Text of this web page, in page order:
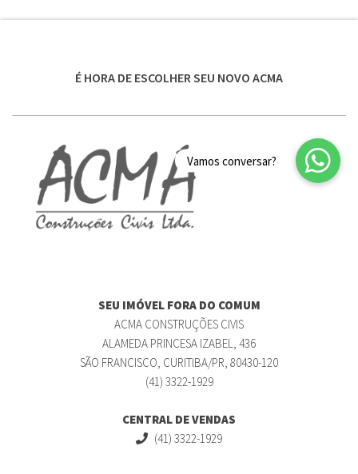
É HORA DE ESCOLHER SEU NOVO ACMA
SEU IMÓVEL FORA DO COMUM
ACMA CONSTRUÇÕES CIVIS
ALAMEDA PRINCESA IZABEL, 436
SÃO FRANCISCO, CURITIBA/PR, 80430-120
(41) 3322-1929
CENTRAL DE VENDAS
(41) 3322-1929